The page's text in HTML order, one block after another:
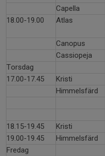
Capella
18.00-19.00
Atlas
Canopus
Cassiopeja
Torsdag
17.00-17.45
Kristi
Himmelsfärd
18.15-19.45
Kristi
19.00-19.45
Himmelsfärd
Fredag